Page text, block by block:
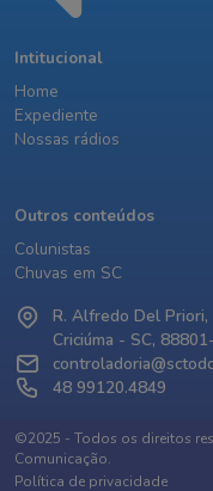
Intitucional
Home
Expediente
Nossas rádios
Outros conteúdos
Colunistas
Chuvas em SC
R. Alfredo Del
Criciúma - SC,
48 99120.4849
©2025 - Todos os direitos
Comunicação.
Política de privacidade